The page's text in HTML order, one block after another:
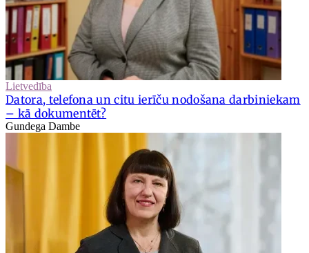
Lietvedība
Datora, telefona un citu ierīču nodošana darbiniekam
– kā dokumentēt?
Gundega Dambe